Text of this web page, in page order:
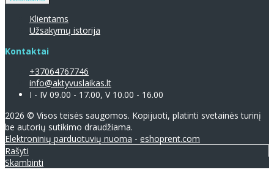
Klientams
Užsakymų istorija
Kontaktai
+37064767746
info@aktyvuslaikas.lt
I - IV 09.00 - 17.00, V 10.00 - 16.00
2026 © Visos teisės saugomos. Kopijuoti, platinti svetainės turinį
be autorių sutikimo draudžiama.
Elektroninių parduotuvių nuoma - eshoprent.com
Rašyti
Skambinti